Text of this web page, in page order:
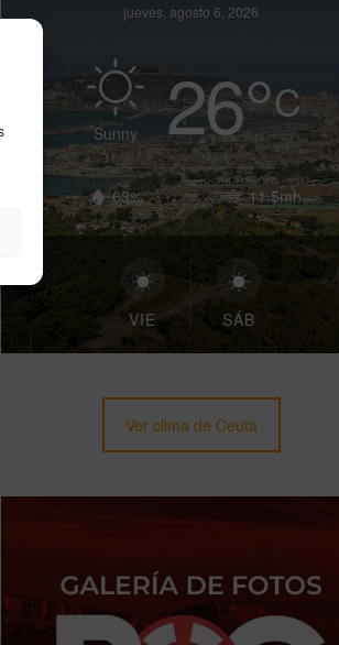
jueves, agosto 6, 2026
Sunny 26°C
63% 11.5mh
VIE SÁB
Ver clima de Ceuta